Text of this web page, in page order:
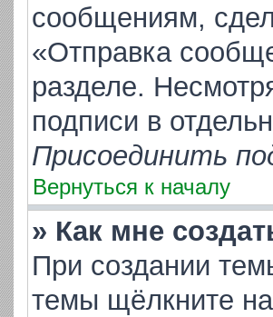
сообщениям,
«Отправка
разделе.
подписи в
Присоединить
Вернуться к началу
» Как мне
При создании
темы щёлкните